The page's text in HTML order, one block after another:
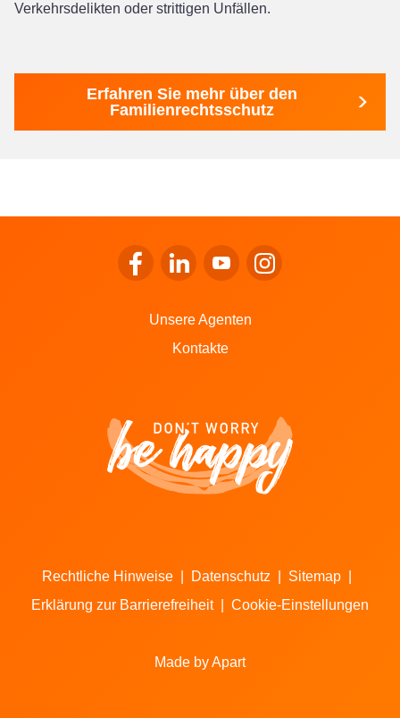
Verkehrsdelikten oder strittigen Unfällen.
Erfahren Sie mehr über den
Familienrechtsschutz
Zum Facebook von LALUX gehen
Zum LinkedIn von LALUX gehen
Zum YouTube von LALUX
Zum Instagram von
Unsere Agenten
Kontakte
Rechtliche Hinweise Datenschutz Sitemap
Erklärung zur Barrierefreiheit
Cookie-Einstellungen
Made by Apart